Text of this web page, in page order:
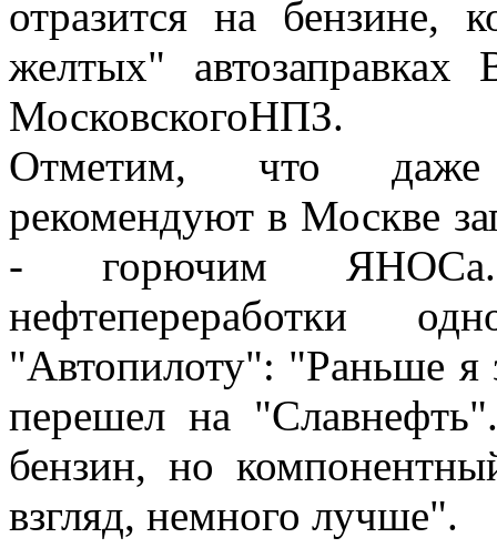
отразится на бензине,
желтых"
МосковскогоНПЗ.
Отметим, что даже
рекомендуют в Москве
- горючим ЯНОСа.
нефтепереработки
"Автопилоту": "Раньше я
перешел на
бензин, но
взгляд, немного лучше".